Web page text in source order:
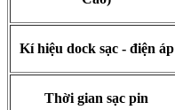
Kí hiệu dock sạc - điện áp
Thời gian sạc pin